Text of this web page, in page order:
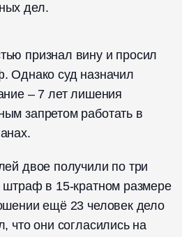
дел.
признал вину и просил
Однако суд назначил
– 7 лет лишения
запретом работать в
двое получили по три
в 15-кратном размере
ещё 23 человек дело
что они согласились на